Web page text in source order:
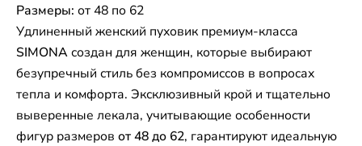
Размеры: от 48 по 62
Удлиненный женский пуховик премиум-класса
SIMONAсоздан для женщин, которые выбирают
безупречный стиль без компромиссов в вопросах
тепла и комфорта. Эксклюзивный крой и тщательно
выверенные лекала, учитывающие особенности
фигур размеров от 48 до 62, гарантируют идеальную